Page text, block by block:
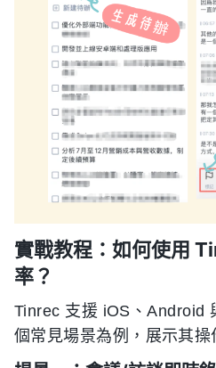
實戰教程：如何使用
率？
Tinrec 支援 iOS、Android
個常見場景為例，展示其操